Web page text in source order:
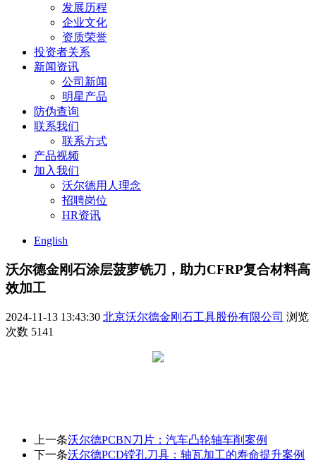
发展历程
企业文化
资质荣誉
投资者关系
新闻资讯
公司新闻
明星产品
防伪查询
联系我们
联系方式
产品视频
加入我们
沃尔德用人理念
招聘岗位
HR资讯
English
沃尔德金刚石涂层菠萝铣刀，助力CFRP复合材料高
效加工
2024-11-13 13:43:30 北京沃尔德金刚石工具股份有限公司 浏览
次数 5141
上一条沃尔德PCBN刀片：汽车凸轮轴车削案例
下一条沃尔德PCD镗孔刀具：轴瓦加工的寿命提升案例